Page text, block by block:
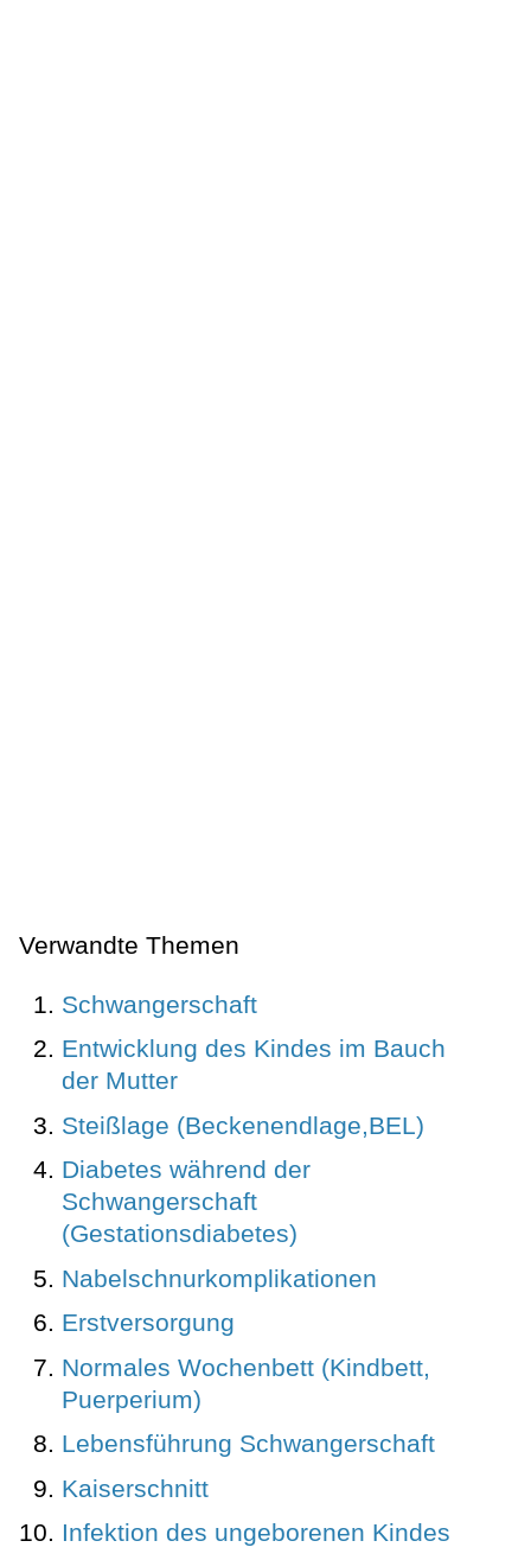
Verwandte Themen
Schwangerschaft
Entwicklung des Kindes im Bauch
der Mutter
Steißlage (Beckenendlage,BEL)
Diabetes während der
Schwangerschaft
(Gestationsdiabetes)
Nabelschnurkomplikationen
Erstversorgung
Normales Wochenbett (Kindbett,
Puerperium)
Lebensführung Schwangerschaft
Kaiserschnitt
Infektion des ungeborenen Kindes